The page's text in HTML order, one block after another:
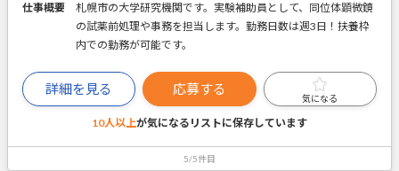
仕事概要
札幌市の大学研究機関です。実験補助員として、同位体顕微鏡
の試薬前処理や事務を担当します。勤務日数は週3日！扶養枠
内での勤務が可能です。
詳細を見る 応募する
気になる
10人以上が気になるリストに保存しています
5/5件目